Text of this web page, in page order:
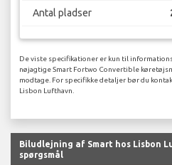
Antal pladser
De viste specifikationer er kun til
nøjagtige Smart Fortwo Convertible
modtage. For specifikke detaljer bør du
Lisbon Lufthavn.
Biludlejning af Smart hos Lisbon
spørgsmål